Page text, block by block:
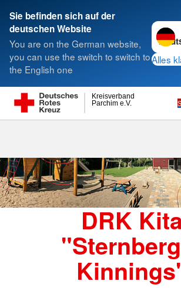
Sie befinden sich auf der
deutschen Website
You are on the German website,
you can use the switch to switch to
the English one
Alles
Parchim e.V.
Kreisverband
Suche
DRK Kita "Sternberger
DRK